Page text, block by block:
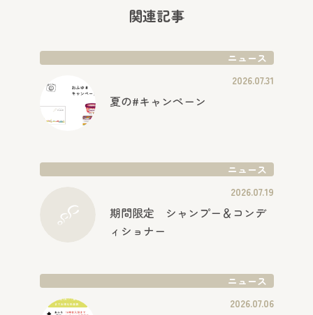
関連記事
ニュース
2026.07.31
夏の#キャンペーン
ニュース
2026.07.19
期間限定 シャンプー＆コンデ
ィショナー
ニュース
2026.07.06